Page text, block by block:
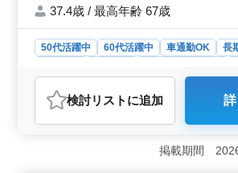
事施工管理技士 ・2級電
37.4歳 / 最高年齢 67歳
50代活躍中 60代活躍中 車通勤OK 長
おすすめポイント
＜安定した職場環境＞ 大企業や官公庁
で、安定した職場環境を提供していま
働けるチャンスがあります。 ＜キャ
会＞ 経験豊富な方にはキャリアアッ
検討リスト に追加
掲載期間